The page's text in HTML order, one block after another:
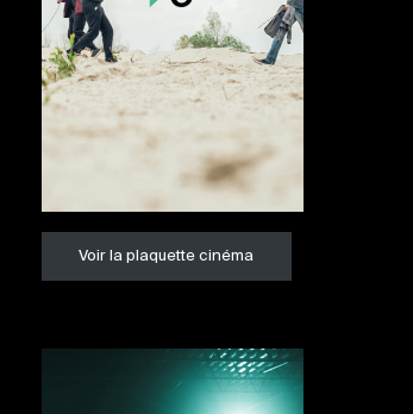
Voir la plaquette cinéma